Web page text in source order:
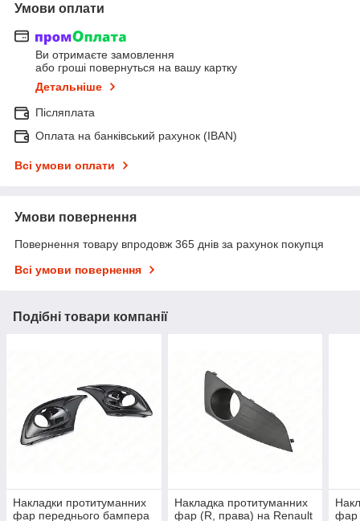
Умови оплати
Ви отримаєте замовлення
або гроші повернуться на вашу картку
Детальніше
Післяплата
Оплата на банківський рахунок (IBAN)
Всі умови оплати
Умови повернення
Повернення товару впродовж 365 днів за рахунок покупця
Всі умови повернення
Подібні товари компанії
Накладки протитуманних
фар переднього бампера
Накладка протитуманних
фар (R, права) на Renault
фар